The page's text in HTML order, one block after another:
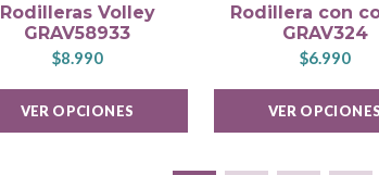
Rodilleras Volley
GRAV58933
$8.990
VER OPCIONES
Rodillera con
GRAV324
$6.990
VER OPCIONES